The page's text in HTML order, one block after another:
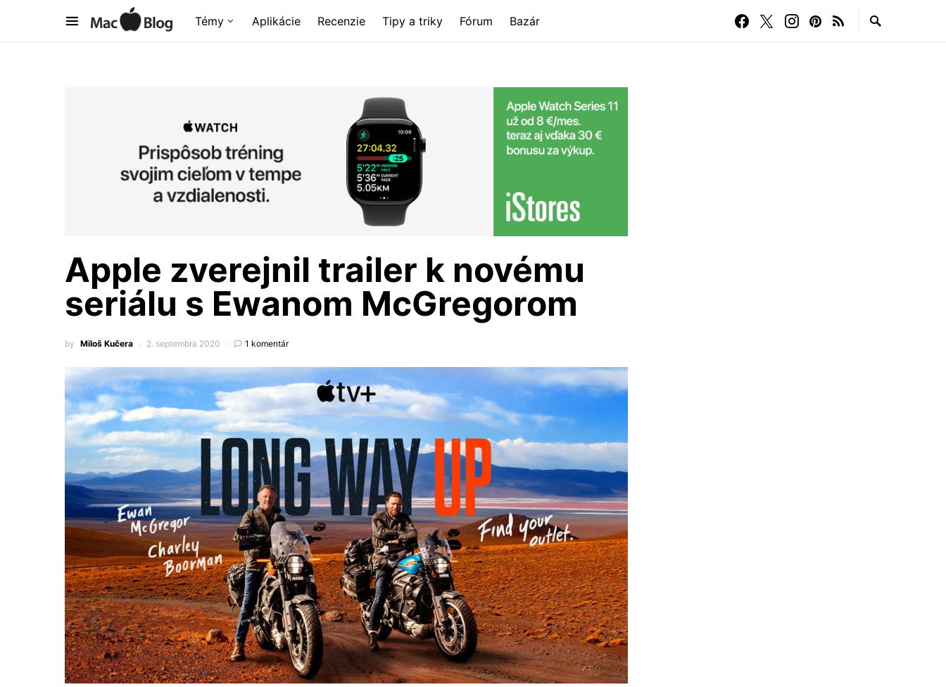
Témy Aplikácie Recenzie Tipy a triky Fórum Bazár
Apple zverejnil trailer k novému
seriálu s Ewanom McGregorom
by Miloš Kučera 2. septembra 2020 1 komentár